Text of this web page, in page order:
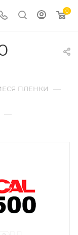
0
ПЛЕНКИ —
—